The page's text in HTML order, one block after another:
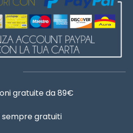
gratuite da 89€
sempre gratuiti